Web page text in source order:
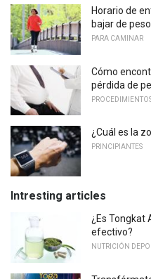
Horario de
bajar de peso
PARA CAMINAR
Cómo
pérdida de
¿Cuál es la
PRINCIPIANTES
Intresting articles
¿Es Tongkat
efectivo?
NUTRICIÓN